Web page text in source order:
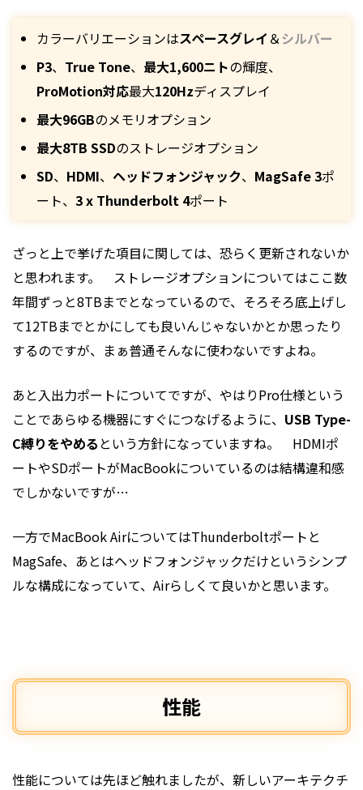
カラーバリエーションはスペースグレイ ＆シルバー
P3、 True Tone、 最大1,600ニトの輝度、
ProMotion対応最大120Hzディスプレイ
最大96GBのメモリオプション
最大8TB SSDのストレージオプション
SD、 HDMI、 ヘッドフォンジャック、 MagSafe 3ポ
ート、 3 x Thunderbolt 4ポート
ざっと上で挙げた項目に関しては、恐らく更新されないか
と思われます。 ストレージオプションについてはここ数
年間ずっと8TBまでとなっているので、そろそろ底上げし
て12TBまでとかにしても良いんじゃないかとか思ったり
するのですが、まぁ普通そんなに使わないですよね。
あと入出力ポートについてですが、やはりPro仕様という
ことであらゆる機器にすぐにつなげるように、 USB Type-
C縛りをやめる という方針になっていますね。 HDMIポ
ートやSDポートがMacBookについているのは結構違和感
でしかないですが…
一方でMacBook AirについてはThunderboltポートと
MagSafe、あとはヘッドフォンジャックだけというシンプ
ルな構成になっていて、Airらしくて良いかと思います。
性能
性能については先ほど触れましたが、新しいアーキテクチ